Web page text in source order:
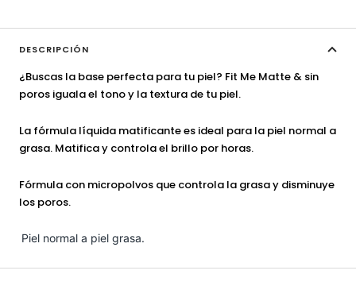
DESCRIPCIÓN
¿Buscas la base perfecta para tu piel? Fit Me Matte & sin
poros iguala el tono y la textura de tu piel.
La fórmula líquida matificante es ideal para la piel normal a
grasa. Matifica y controla el brillo por horas.
Fórmula con micropolvos que controla la grasa y disminuye
los poros.
Piel normal a piel grasa.